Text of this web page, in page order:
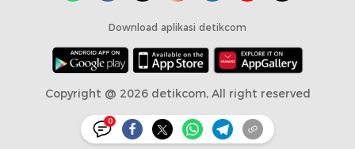
0
Download aplikasi detikcom
Copyright @ 2026 detikcom, All right reserved